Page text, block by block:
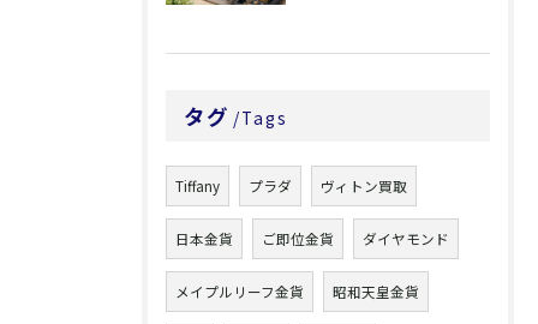
タグ Tags
Tiffany プラダ ヴィトン買取
日本金貨 ご即位金貨 ダイヤモンド
メイプルリーフ金貨 昭和天皇金貨